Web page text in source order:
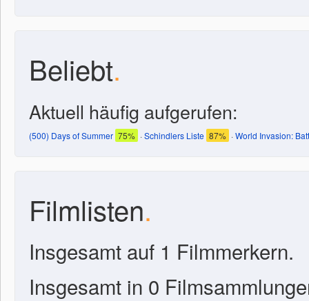
Beliebt.
Aktuell häufig aufgerufen:
(500) Days of Summer 75% ·Schindlers Liste 87% ·World Invasion:
Filmlisten.
Insgesamt auf 1 Filmmerkern.
Insgesamt in 0